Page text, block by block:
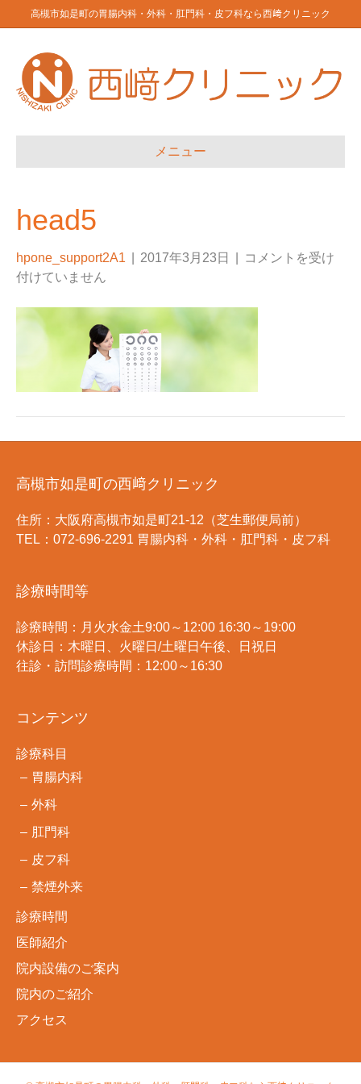
高槻市如是町の胃腸内科・外科・肛門科・皮フ科なら西﨑クリニック
メニュー
head5
hpone_support2A1 2017年3月23日
コメントを受け
付けていません
高槻市如是町の西﨑クリニック
住所：大阪府高槻市如是町21-12（芝生郵便局前）
TEL：072-696-2291 胃腸内科・外科・肛門科・皮フ科
診療時間等
診療時間：月火水金土9:00～12:00 16:30～19:00
休診日：木曜日、火曜日/土曜日午後、日祝日
往診・訪問診療時間：12:00～16:30
コンテンツ
診療科目
胃腸内科
外科
肛門科
皮フ科
禁煙外来
診療時間
医師紹介
院内設備のご案内
院内のご紹介
アクセス